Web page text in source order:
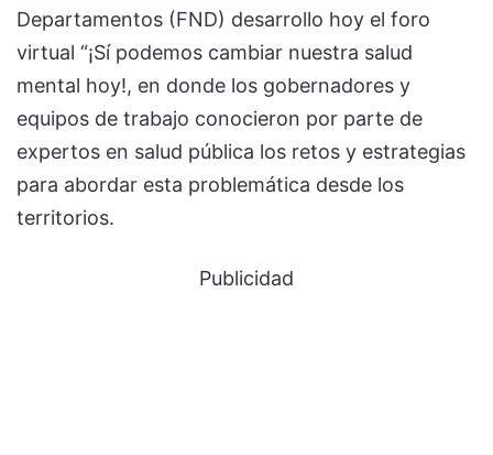
Departamentos (FND) desarrollo hoy el foro
virtual “¡Sí podemos cambiar nuestra salud
mental hoy!, en donde los gobernadores y
equipos de trabajo conocieron por parte de
expertos en salud pública los retos y estrategias
para abordar esta problemática desde los
territorios.
Publicidad